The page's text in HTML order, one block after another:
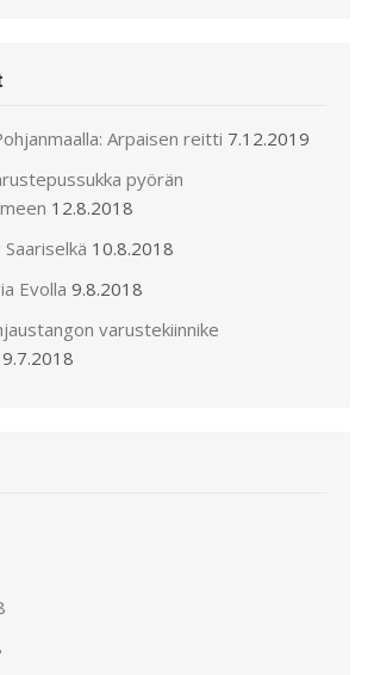
Arpaisen reitti 7.12.2019
pyörän
12.8.2018
10.8.2018
Evolla 9.8.2018
varustekiinnike
9.7.2018